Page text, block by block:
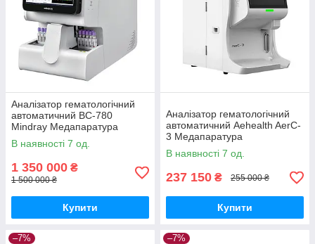
Аналізатор гематологічний
автоматичний ВС-780
Mindray Медапаратура
В наявності 7 од.
1 350 000 ₴
1 500 000 ₴
Купити
Аналізатор гематологічний
автоматичний Aehealth AerC-
3 Медапаратура
В наявності 7 од.
237 150 ₴ 255 000 ₴
Купити
–7% –7%